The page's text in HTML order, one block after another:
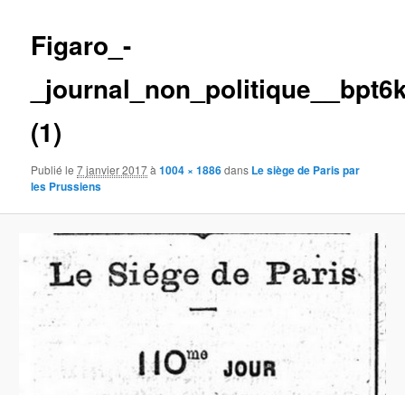
Figaro_-
(1)
Publié le7 janvier 2017à1004 × 1886dans Le siège de Paris par
les Prussiens